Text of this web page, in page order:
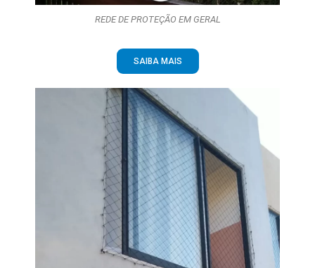
REDE DE PROTEÇÃO EM GERAL
SAIBA MAIS